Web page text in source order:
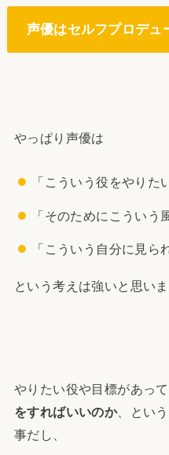
声優はセルフプロデュ
やっぱり声優は
「こういう役をやりた
「そのためにこういう
「こういう自分に見ら
という考えは強いと思いま
やりたい役や目標があって
をすればいいのか、とい
事だし、